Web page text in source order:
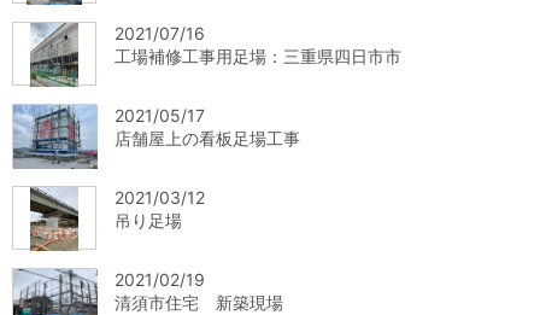
2021/07/16
工場補修工事用足場：三重県四日市市
2021/05/17
店舗屋上の看板足場工事
2021/03/12
吊り足場
2021/02/19
清須市住宅 新築現場